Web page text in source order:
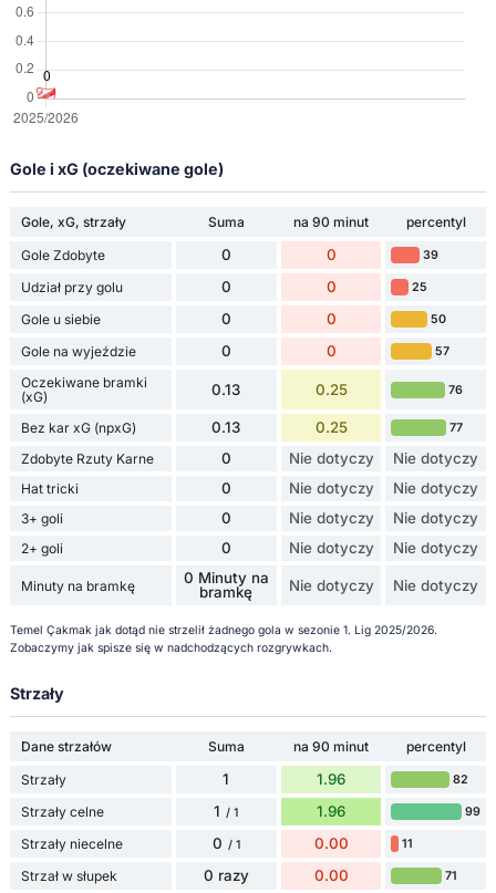
Gole i xG (oczekiwane gole)
Gole, xG, strzały Suma na 90 minut
percentyl
Gole Zdobyte
0 0 39
Udział przy golu 0 0 25
Gole u siebie 0 0 50
Gole na wyjeździe 0 0 57
Oczekiwane bramki
(xG)
0.13 0.25 76
Bez kar xG (npxG) 0.13 0.25 77
Zdobyte Rzuty Karne 0 Nie dotyczy Nie dotyczy
Hat tricki 0 Nie dotyczy Nie dotyczy
3+ goli 0 Nie dotyczy Nie dotyczy
2+ goli 0 Nie dotyczy Nie dotyczy
Minuty na bramkę
0 Minuty na
bramkę
Nie dotyczy Nie dotyczy
Temel Çakmak jak dotąd nie strzelił żadnego gola w sezonie 1. Lig 2025/2026.
Zobaczymy jak spisze się w nadchodzących rozgrywkach.
Strzały
Dane strzałów Suma na 90 minut
percentyl
Strzały
1 1.96 82
Strzały celne 1 / 1 1.96 99
Strzały niecelne 0 / 1 0.00 11
Strzał w słupek 0 razy 0.00 71